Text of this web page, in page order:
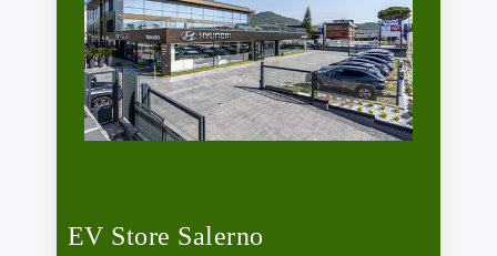
EV Store Salerno